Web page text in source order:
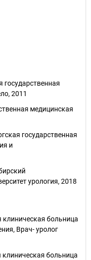
государственная
2011
медицинская
государственная
и
урология, 2018
клиническая больница
Врач- уролог
клиническая больница